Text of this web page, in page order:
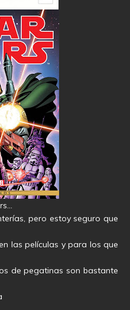
pero estoy seguro que
las películas y para los que
de pegatinas son bastante